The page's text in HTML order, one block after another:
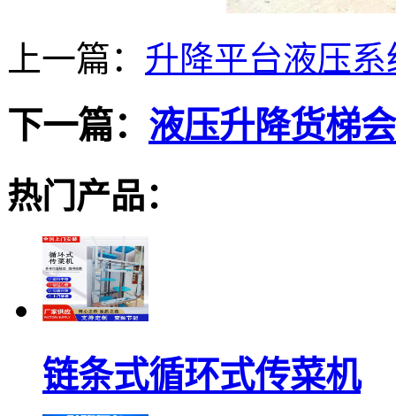
上一篇： 升降平台液压
下一篇： 液压升降货梯
热门产品：
链条式循环式传菜机